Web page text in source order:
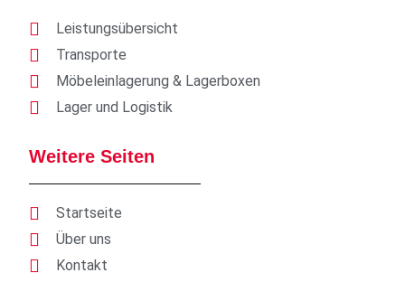
Leistungsübersicht
Transporte
Möbeleinlagerung & Lagerboxen
Lager und Logistik
Weitere Seiten
Startseite
Über uns
Kontakt